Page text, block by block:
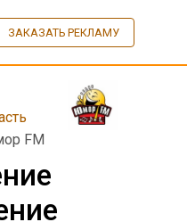
ЗАКАЗАТЬ РЕКЛАМУ
FM